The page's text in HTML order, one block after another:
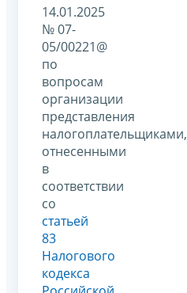
14.01.2025
№ 07-
05/00221@
по
вопросам
организации
представления
налогоплательщиками,
отнесенными
в
соответствии
со
статьей
83
Налогового
кодекса